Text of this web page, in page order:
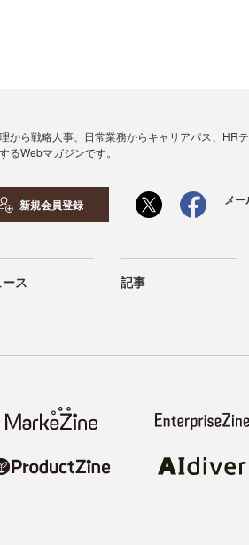
から戦略人事、日常業務からキャリアパス、HR
るWebマガジンです。
新規会員登録 メー
ス 記事